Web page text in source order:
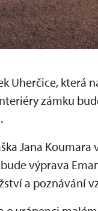
Uherčice, která
zámku
Jana Koumara
výprava
a poznávání